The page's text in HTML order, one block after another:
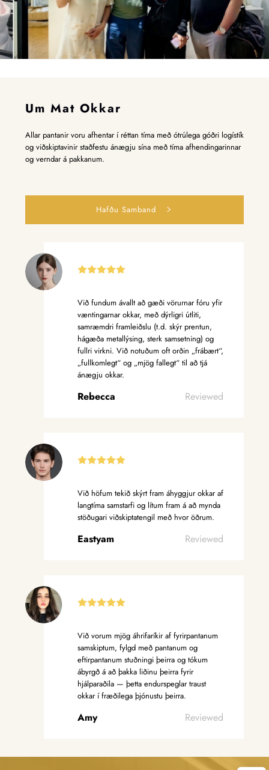
Um Mat Okkar
Allar pantanir voru afhentar í réttan tíma með ótrúlega góðri logístík
og viðskiptavinir staðfestu ánægju sína með tíma afhendingarinnar
og verndar á pakkanum.
Hafðu Samband
Við fundum ávallt að gæði vörurnar fóru yfir
væntingarnar okkar, með dýrligri útliti,
samræmdri framleiðslu (t.d. skýr prentun,
hágæða metallýsing, sterk samsetning) og
fullri virkni. Við notuðum oft orðin „frábært“,
„fullkomlegt“ og „mjög fallegt“ til að tjá
ánægju okkar.
Rebecca Reviewed
Við höfum tekið skýrt fram áhyggjur okkar af
langtíma samstarfi og lítum fram á að mynda
stöðugari viðskiptatengil með hvor öðrum.
Eastyam Reviewed
Við vorum mjög áhrifaríkir af fyrirpantanum
samskiptum, fylgd með pantanum og
eftirpantanum stuðningi þeirra og tókum
ábyrgð á að þakka liðinu þeirra fyrir
hjálparaðila — þetta endurspeglar traust
okkar í fræðilega þjónustu þeirra.
Amy Reviewed